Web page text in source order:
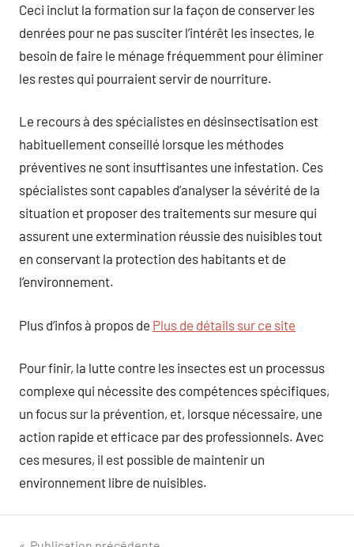
Ceci inclut la formation sur la façon de conserver les
denrées pour ne pas susciter l’intérêt les insectes, le
besoin de faire le ménage fréquemment pour éliminer
les restes qui pourraient servir de nourriture.
Le recours à des spécialistes en désinsectisation est
habituellement conseillé lorsque les méthodes
préventives ne sont insuffisantes une infestation. Ces
spécialistes sont capables d’analyser la sévérité de la
situation et proposer des traitements sur mesure qui
assurent une extermination réussie des nuisibles tout
en conservant la protection des habitants et de
l’environnement.
Plus d’infos à propos de Plus de détails sur ce site
Pour finir, la lutte contre les insectes est un processus
complexe qui nécessite des compétences spécifiques,
un focus sur la prévention, et, lorsque nécessaire, une
action rapide et efficace par des professionnels. Avec
ces mesures, il est possible de maintenir un
environnement libre de nuisibles.